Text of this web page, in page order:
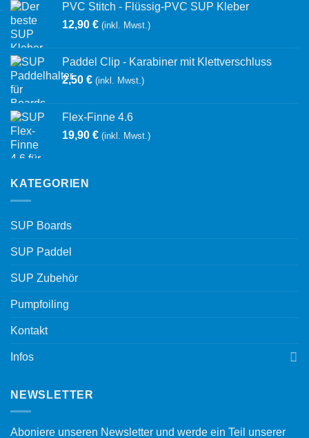
PVC Stitch - Flüssig-PVC SUP Kleber
12,90 € (inkl. Mwst.)
Paddel Clip - Karabiner mit Klettverschluss
2,50 € (inkl. Mwst.)
Flex-Finne 4.6
19,90 € (inkl. Mwst.)
KATEGORIEN
SUP Boards
SUP Paddel
SUP Zubehör
Pumpfoiling
Kontakt
Infos
NEWSLETTER
Aboniere unseren Newsletter und werde ein Teil unserer